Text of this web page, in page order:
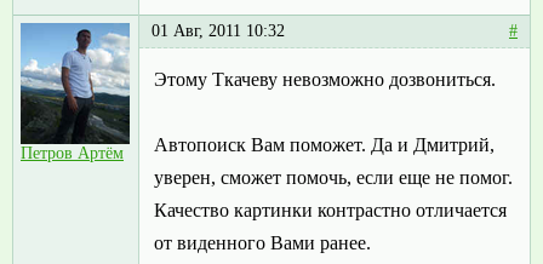
Петров Артём
01 Авг, 2011 10:32 #
Этому Ткачеву невозможно дозвониться.
Автопоиск Вам поможет. Да и Дмитрий,
уверен, сможет помочь, если еще не помог.
Качество картинки контрастно отличается
от виденного Вами ранее.